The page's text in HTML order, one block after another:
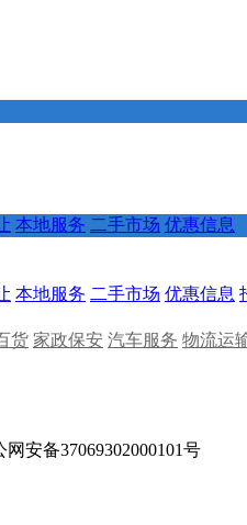
本地服务 二手市场 优惠信息
本地服务 二手市场 优惠信息
货 家政保安 汽车服务 物流运
网安备37069302000101号